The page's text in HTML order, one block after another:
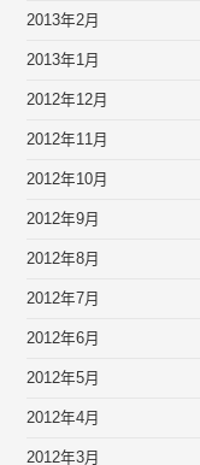
2013年2月
2013年1月
2012年12月
2012年11月
2012年10月
2012年9月
2012年8月
2012年7月
2012年6月
2012年5月
2012年4月
2012年3月